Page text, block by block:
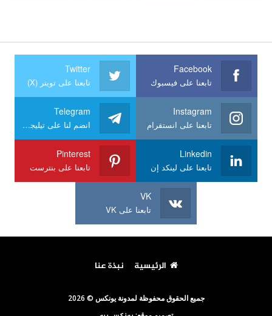
Facebook
تابعنا على فيسبوك
Twitter
تابعنا على تويتر (X)
Instagram
تابعنا على انستقرام
Telegram
انضم لنا على تيليجرام
Linkedin
تابعنا على لينكد إن
Pinterest
تابعنا على بنترست
VK
تابعنا على VK
الرئيسية نبذة عنا
جميع الحقوق محفوظة لمدونة يونكس © 2026